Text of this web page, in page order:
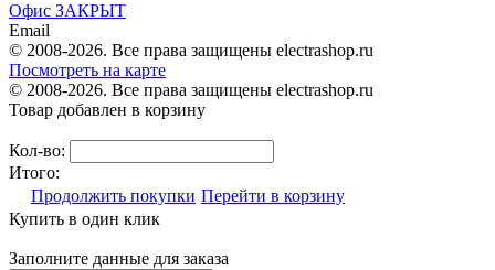
Офис ЗАКРЫТ
Email
© 2008-2026. Все права защищены electrashop.ru
Посмотреть на карте
© 2008-2026. Все права защищены electrashop.ru
Товар добавлен в корзину
Кол-во:
Итого:
Продолжить покупки Перейти в корзину
Купить в один клик
Заполните данные для заказа